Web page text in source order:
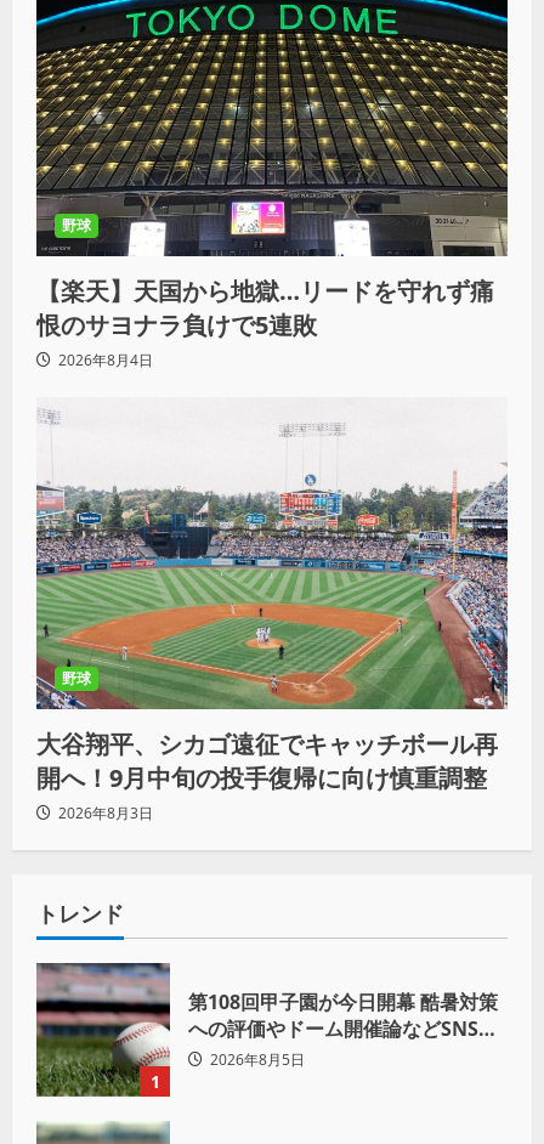
野球
【楽天】天国から地獄…リードを守れず痛
恨のサヨナラ負けで5連敗
2026年8月4日
野球
大谷翔平、シカゴ遠征でキャッチボール再
開へ！9月中旬の投手復帰に向け慎重調整
2026年8月3日
トレンド
1
第108回甲子園が今日開幕 酷暑対策
への評価やドーム開催論などSNSで
議論も
2026年8月5日